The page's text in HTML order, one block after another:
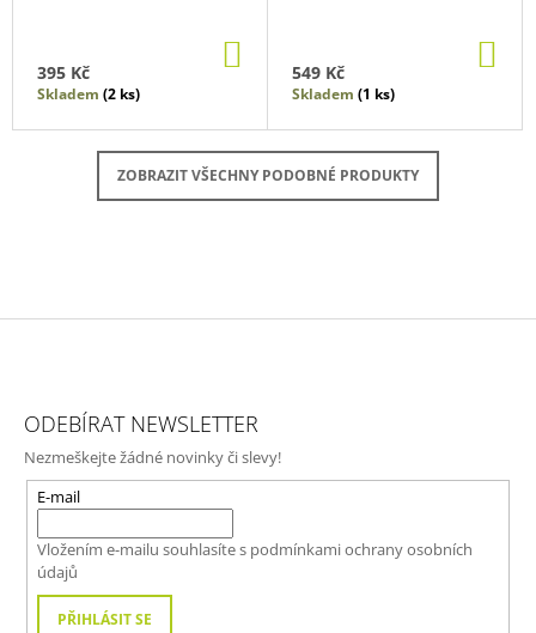
395 Kč KOŠÍKU
Skladem (2 ks)
549 Kč
Skladem (1 ks)
ZOBRAZIT VŠECHNY PODOBNÉ PRODUKTY
ODEBÍRAT NEWSLETTER
Nezmeškejte žádné novinky či slevy!
E-mail
Vložením e-mailu souhlasíte s podmínkami ochrany osobních
údajů
PŘIHLÁSIT SE